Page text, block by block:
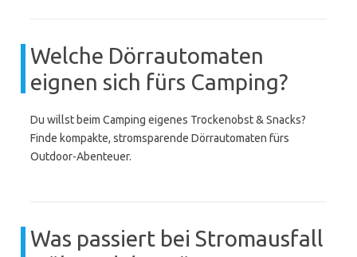
Welche Dörrautomaten
eignen sich fürs Camping?
Du willst beim Camping eigenes Trockenobst & Snacks?
Finde kompakte, stromsparende Dörrautomaten fürs
Outdoor-Abenteuer.
Was passiert bei Stromausfall